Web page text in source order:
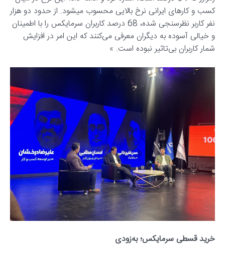
کسب و کارهای ایرانی نرخ بالایی محسوب می‎شود. از حدود دو هزار
نفر کاربر نظرسنجی شده، 68 درصد کاربران سرمایکس را با اطمینان
و خیالی آسوده به دیگران معرفی می‌کنند که این امر در افزایش
شمار کاربران بی‌تاثیر نبوده است. »
خرید قسطی سرمایکس؛ به‌زودی